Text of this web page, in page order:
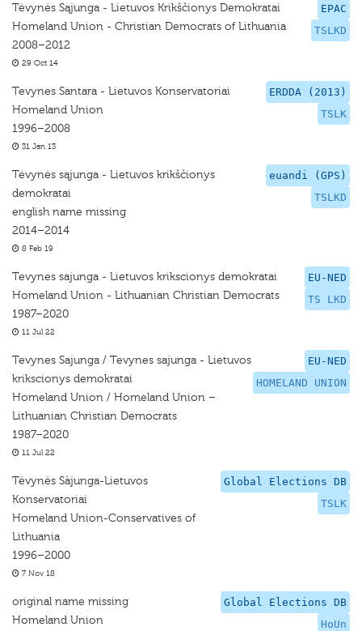
EPAC
TSLKD
Tėvynės Sąjunga - Lietuvos Krikščionys Demokratai
Homeland Union - Christian Democrats of Lithuania
2008–2012
29 Oct 14
ERDDA (2013)
TSLK
Tevynes Santara - Lietuvos Konservatoriai
Homeland Union
1996–2008
31 Jan 13
euandi (GPS)
TSLKD
Tėvynės sąjunga - Lietuvos krikščionys
demokratai
english name missing
2014–2014
8 Feb 19
EU-NED
TS LKD
Tevynes sajunga - Lietuvos krikscionys demokratai
Homeland Union - Lithuanian Christian Democrats
1987–2020
11 Jul 22
EU-NED
HOMELAND UNION
Tevynes Sajunga / Tevynes sajunga - Lietuvos
krikscionys demokratai
Homeland Union / Homeland Union –
Lithuanian Christian Democrats
1987–2020
11 Jul 22
Global Elections DB
TSLK
Tëvynës Sàjunga-Lietuvos
Konservatoriai
Homeland Union-Conservatives of
Lithuania
1996–2000
7 Nov 18
Global Elections DB
HoUn
original name missing
Homeland Union